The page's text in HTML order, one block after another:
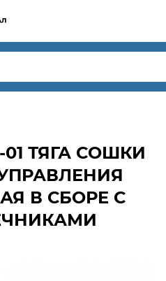
ТЯГА СОШКИ
В СБОРЕ С